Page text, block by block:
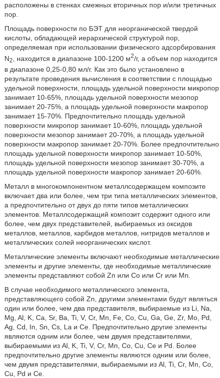
расположены в стенках смежных вторичных пор и/или третичных
пор.
Площадь поверхности по БЭТ для неорганической твердой
кислоты, обладающей иерархической структурой пор,
определяемая при использовании физического адсорбирования
N2 , находится в диапазоне 100-1200 м2/г, а объем пор находится
в диапазоне 0,25-0,80 мл/г. Как это было установлено в
результате проведения вычисления в соответствии с площадью
удельной поверхности, площадь удельной поверхности микропор
занимает 10-65%, площадь удельной поверхности мезопор
занимает 20-75%, а площадь удельной поверхности макропор
занимает 15-70%. Предпочтительно площадь удельной
поверхности микропор занимает 10-60%, площадь удельной
поверхности мезопор занимает 20-70%, а площадь удельной
поверхности макропор занимает 20-70%. Более предпочтительно
площадь удельной поверхности микропор занимает 10-50%,
площадь удельной поверхности мезопор занимает 30-70%, а
площадь удельной поверхности макропор занимает 20-60%.
Металл в многокомпонентном металлсодержащем композите
включает два или более, чем три типа металлических элементов,
а предпочтительно от двух до пяти типов металлических
элементов. Металлсодержащий композит содержит одного или
более, чем двух представителей, выбираемых из оксидов
металлов, металлов, карбидов металлов, нитридов металлов и
металлических солей неорганических кислот.
Металлические элементы включают необходимые металлические
элементы и другие элементы, где необходимые металлические
элементы представляют собой Zn или Со или Сr или Mn.
В случае необходимого металлического элемента,
представляющего собой Zn, другими элементами будут являться
один или более, чем два представителя, выбираемые из Li, Na,
Mg, Al, K, Ca, Sr, Ba, Ti, V, Cr, Mn, Fe, Co, Cu, Ga, Ge, Zr, Mo, Pd,
Ag, Cd, In, Sn, Cs, La и Се. Предпочтительно другие элементы
являются одним или более, чем двумя представителями,
выбираемыми из Al, K, Ti, V, Cr, Mn, Co, Cu, Ce и Pd. Более
предпочтительно другие элементы являются одним или более,
чем двумя представителями, выбираемыми из Al, Ti, Cr, Mn, Со,
Сu, Pd и Сe.